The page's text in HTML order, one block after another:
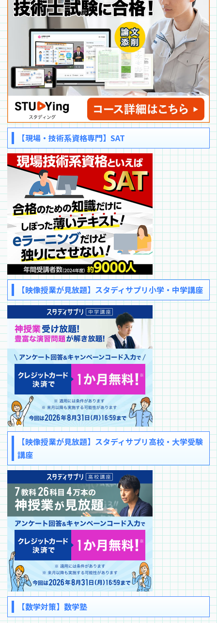
【現場・技術系資格専門】SAT
【映像授業が見放題】スタディサプリ小学・中学講座
【映像授業が見放題】スタディサプリ高校・大学受験
講座
【数学対策】数学塾